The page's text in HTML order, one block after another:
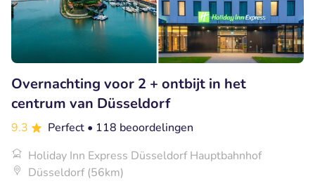
Overnachting voor 2 + ontbijt in het
centrum van Düsseldorf
9.3 Perfect • 118 beoordelingen
Holiday Inn Express Düsseldorf Hauptbahnhof
Düsseldorf (56km)